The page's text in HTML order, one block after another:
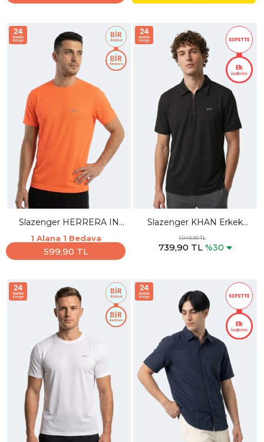
Slazenger HERRERA IN
Erkek Neon Turuncu Tişört
1 Alana 1 Bedava
599,90 TL
Slazenger KHAN Erkek
Polo Yaka Siyah Tişört
1.049,90 TL
739,90 TL %30